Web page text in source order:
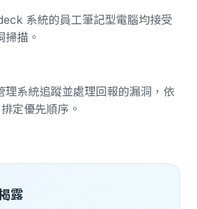
系統的員工筆記型電腦均接受
掃描。
理系統追蹤並處理回報的漏洞，依
定優先順序。
露